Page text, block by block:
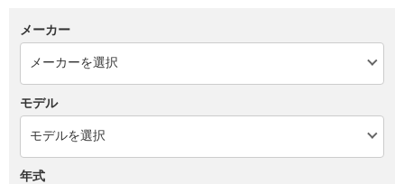
メーカー
モデル
年式